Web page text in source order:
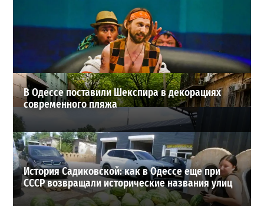
Почему из сел Одесской области исчезли автобусы и
как теперь добираются люди
ВИБОР РЕДАКЦИИ
В Одессе поставили Шекспира в декорациях
современного пляжа
История Садиковской: как в Одессе еще при
СССР возвращали исторические названия улиц